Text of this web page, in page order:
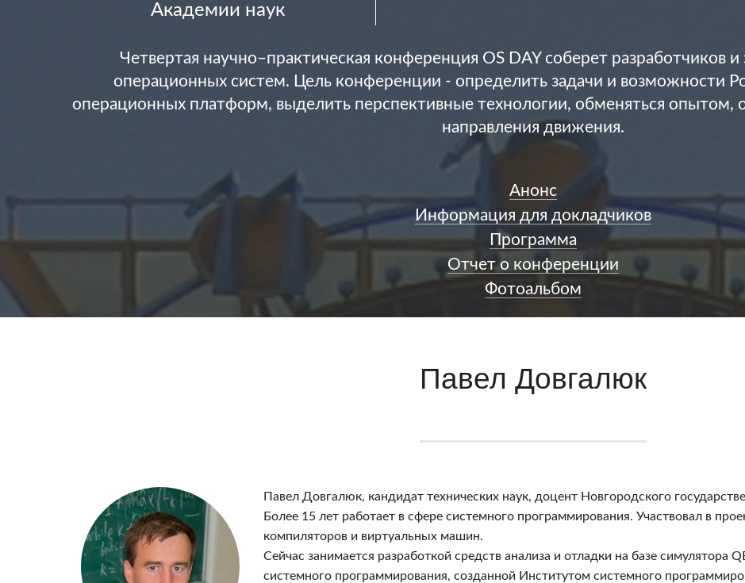
Академии наук
Четвертая научно–практическая конференция OS DAY соберет разработчиков и
операционных систем. Цель конференции - определить задачи и возможности
операционных платформ, выделить перспективные технологии, обменяться опытом,
направления движения.
Анонс
Информация для докладчиков
Программа
Отчет о конференции
Фотоальбом
Павел Довгалюк
Павел Довгалюк, кандидат технических наук, доцент Новгородского
Более 15 лет работает в сфере системного программирования. Участвовал в
компиляторов и виртуальных машин.
Сейчас занимается разработкой средств анализа и отладки на базе симулятора
системного программирования, созданной Институтом системного